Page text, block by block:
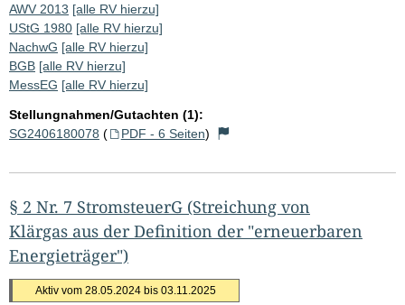
AWV 2013 [alle RV hierzu]
UStG 1980 [alle RV hierzu]
NachwG [alle RV hierzu]
BGB [alle RV hierzu]
MessEG [alle RV hierzu]
Stellungnahmen/Gutachten (1):
SG2406180078 ( PDF - 6 Seiten)
§ 2 Nr. 7 StromsteuerG (Streichung von
Klärgas aus der Definition der "erneuerbaren
Energieträger")
Aktiv vom 28.05.2024 bis 03.11.2025